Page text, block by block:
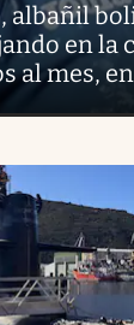
albañil
en
al mes,